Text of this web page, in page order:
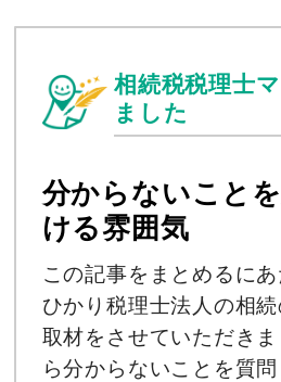
相続税税理士
ました
分からないこと
ける雰囲気
この記事をまとめるにあ
ひかり税理士法人の相
取材をさせていただき
ら分からないことを質